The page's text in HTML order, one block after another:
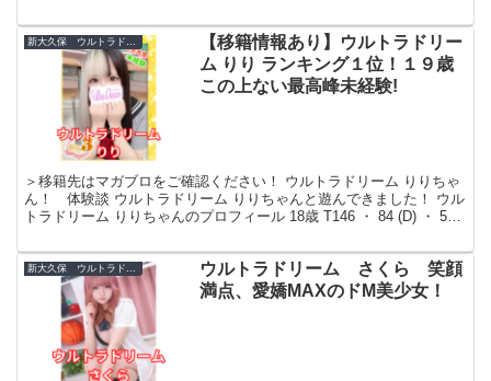
新大久保 ウルトラドリーム
【移籍情報あり】ウルトラドリー
ム りり ランキング１位！１９歳
この上ない最高峰未経験!
＞移籍先はマガブロをご確認ください！ ウルトラドリーム りりちゃ
ん！ 体験談 ウルトラドリーム りりちゃんと遊んできました！ ウル
トラドリーム りりちゃんのプロフィール 18歳 T146 ・ 84 (D) ・ 56
新大久保 ウルトラドリーム
ウルトラドリーム さくら 笑顔
満点、愛嬌MAXのドМ美少女！